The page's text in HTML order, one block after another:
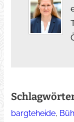
bargteheide,